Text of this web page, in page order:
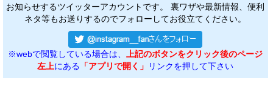
お知らせするツイッターアカウントです。 裏ワザや最新情報、便利
ネタ等もお送りするのでフォローしてお役立てください。
※webで閲覧している場合は、
上記のボタンをクリック後のページ
左上にある 「アプリで開く」 リンクを押して下さい